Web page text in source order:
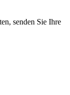
senden Sie Ihre